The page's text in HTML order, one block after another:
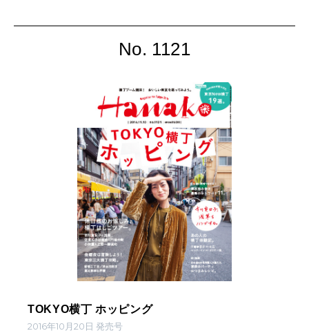
No. 1121
TOKYO横丁 ホッピング
2016年10月20日 発売号